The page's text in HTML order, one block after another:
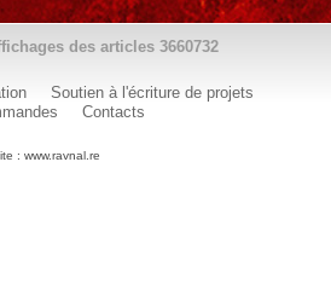
des articles 3660732
Soutien à l'écriture de projets
Contacts
: www.ravnal.re